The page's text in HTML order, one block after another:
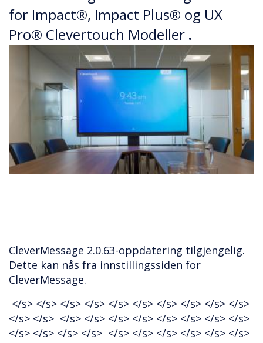
for Impact®, Impact Plus® og UX
Pro® Clevertouch Modeller .
CleverMessage 2.0.63-oppdatering tilgjengelig.
Dette kan nås fra innstillingssiden for
CleverMessage.
</s> </s> </s> </s> </s> </s> </s> </s> </s> </s>
</s> </s> </s> </s> </s> </s> </s> </s> </s> </s>
</s> </s> </s> </s> </s> </s> </s> </s> </s> </s>